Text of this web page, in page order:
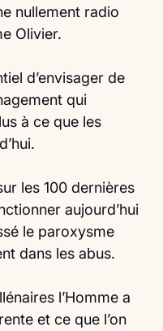
nullement radio
Olivier.
d’envisager de
qui
à ce que les
les 100 dernières
aujourd’hui
le paroxysme
dans les abus.
l’Homme a
et ce que l’on